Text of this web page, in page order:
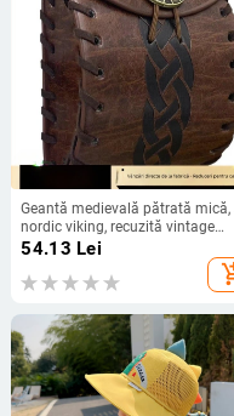
Geantă medievală pătrată mică,
nordic viking, recuzită vintage
pentru cosplay, Amazon TEMU
54.13 Lei